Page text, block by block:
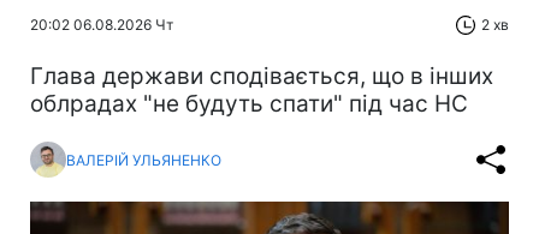
20:02 06.08.2026 Чт 2 хв
Глава держави сподівається, що в інших
облрадах "не будуть спати" під час НС
ВАЛЕРІЙ УЛЬЯНЕНКО